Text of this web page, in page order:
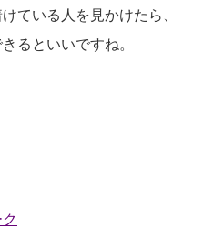
ている人を見かけたら、
るといいですね。